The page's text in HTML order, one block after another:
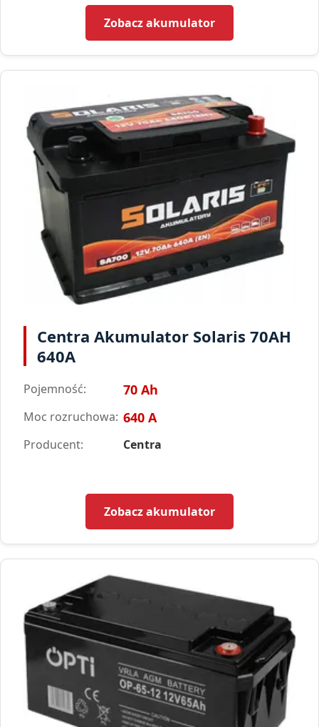
Zobacz akumulator
Centra Akumulator Solaris 70AH
640A
Pojemność: 70 Ah
Moc rozruchowa: 640 A
Producent: Centra
Zobacz akumulator